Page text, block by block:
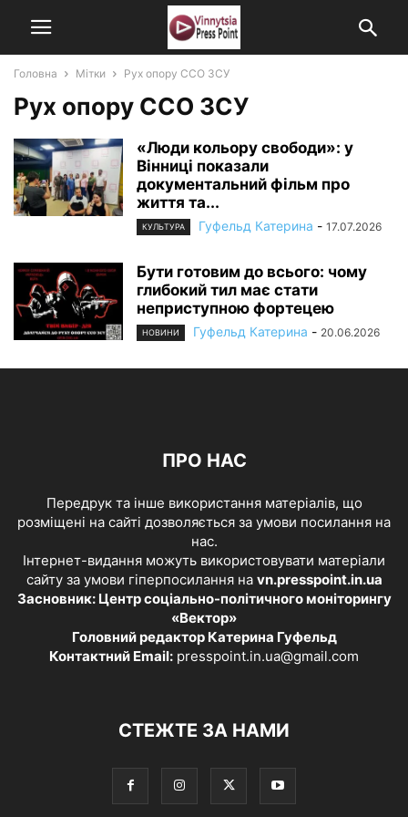
Головна Мітки Рух опору ССО ЗСУ
Рух опору ССО ЗСУ
«Люди кольору свободи»: у
Вінниці показали
документальний фільм про
життя та...
КУЛЬТУРА Гуфельд Катерина - 17.07.2026
Бути готовим до всього: чому
глибокий тил має стати
неприступною фортецею
НОВИНИ Гуфельд Катерина - 20.06.2026
ПРО НАС
Передрук та інше використання матеріалів, що
розміщені на сайті дозволяється за умови посилання на
нас.
Інтернет-видання можуть використовувати матеріали
сайту за умови гіперпосилання на vn.presspoint.in.ua
Засновник: Центр соціально-політичного моніторингу
«Вектор»
Головний редактор Катерина Гуфельд
Контактний Email: presspoint.in.ua@gmail.com
СТЕЖТЕ ЗА НАМИ